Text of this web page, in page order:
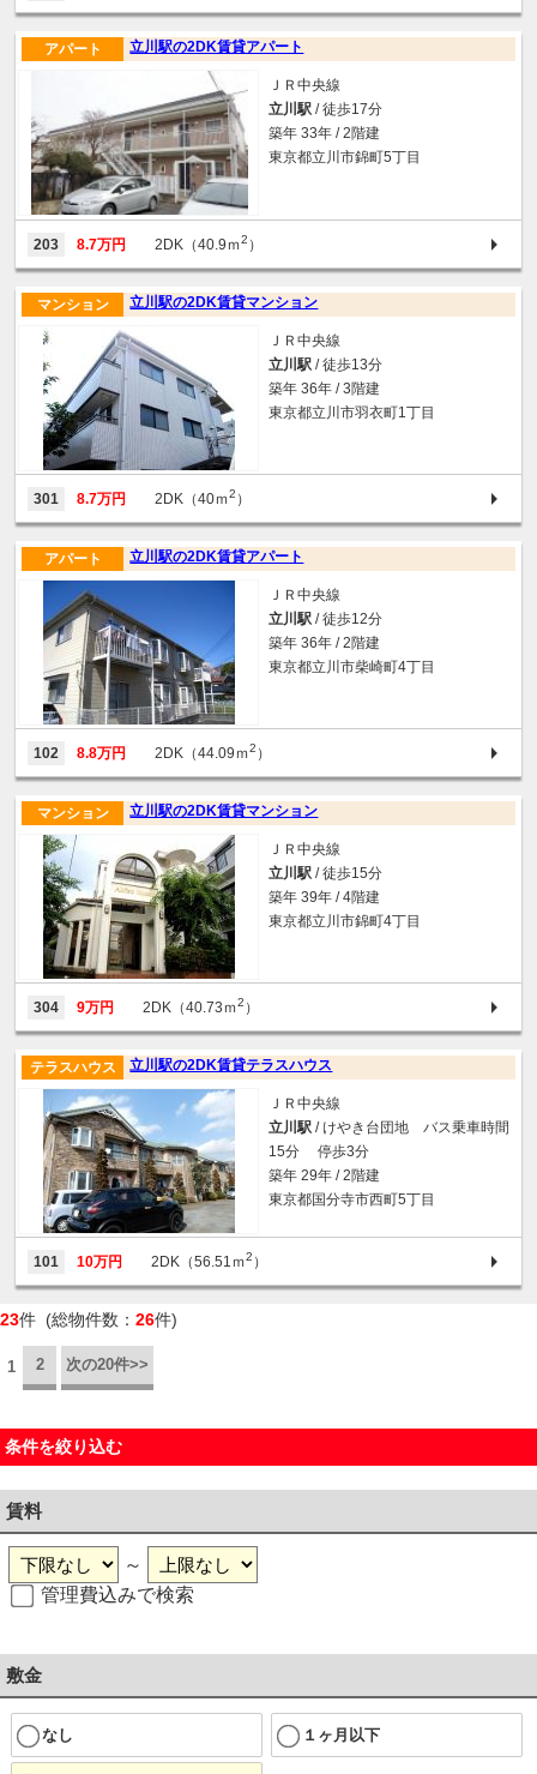
立川駅の2DK賃貸アパート
アパート
ＪＲ中央線
立川駅 / 徒歩17分
築年 33年 / 2階建
東京都立川市錦町5丁目
203 8.7万円 2DK（40.9ｍ2 ）
立川駅の2DK賃貸マンション
マンション
ＪＲ中央線
立川駅 / 徒歩13分
築年 36年 / 3階建
東京都立川市羽衣町1丁目
301 8.7万円 2DK（40ｍ2 ）
立川駅の2DK賃貸アパート
アパート
ＪＲ中央線
立川駅 / 徒歩12分
築年 36年 / 2階建
東京都立川市柴崎町4丁目
102 8.8万円 2DK（44.09ｍ2 ）
立川駅の2DK賃貸マンション
マンション
ＪＲ中央線
立川駅 / 徒歩15分
築年 39年 / 4階建
東京都立川市錦町4丁目
304 9万円 2DK（40.73ｍ2 ）
立川駅の2DK賃貸テラスハウス
テラスハウス
ＪＲ中央線
立川駅 / けやき台団地 バス乗車時間
15分 停歩3分
築年 29年 / 2階建
東京都国分寺市西町5丁目
101 10万円 2DK（56.51ｍ2 ）
23件 (総物件数： 26件)
1 2 次の20件>>
条件を絞り込む
賃料
～
管理費込みで検索
敷金
なし １ヶ月以下